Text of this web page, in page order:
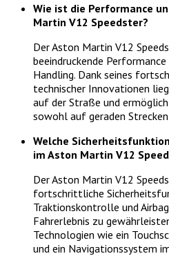
Wie ist die Performance
Martin V12 Speedster?
Der Aston Martin V12
beeindruckende
Handling. Dank seines
technischer Innovationen
auf der Straße und
sowohl auf geraden
Welche
im Aston Martin V12
Der Aston Martin V12
fortschrittliche
Traktionskontrolle und
Fahrerlebnis zu
Technologien wie ein
und ein Navigationssystem